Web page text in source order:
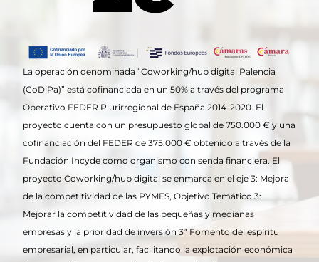
La operación denominada “Coworking/hub digital Palencia
(CoDiPa)” está cofinanciada en un 50% a través del programa
Operativo FEDER Plurirregional de España 2014-2020. El
proyecto cuenta con un presupuesto global de 750.000 € y una
cofinanciación del FEDER de 375.000 € obtenido a través de la
Fundación Incyde como organismo con senda financiera. El
proyecto Coworking/hub digital se enmarca en el eje 3: Mejora
de la competitividad de las PYMES, Objetivo Temático 3:
Mejorar la competitividad de las pequeñas y medianas
empresas y la prioridad de inversión 3ª Fomento del espíritu
empresarial, en particular, facilitando la explotación económica